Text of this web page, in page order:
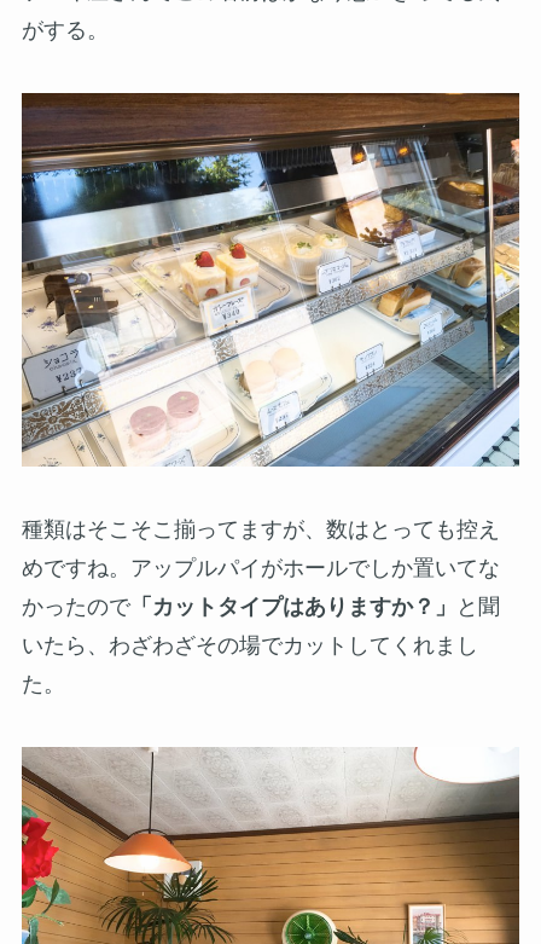
がする。
種類はそこそこ揃ってますが、数はとっても控え
めですね。アップルパイがホールでしか置いてな
かったので「カットタイプはありますか？」
と聞
いたら、わざわざその場でカットしてくれまし
た。